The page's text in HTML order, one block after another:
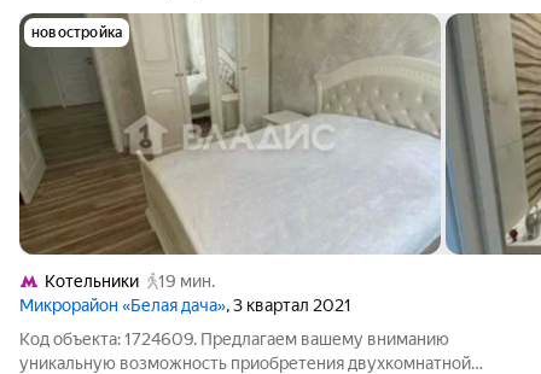
новостройка
Котельники
19 мин.
Микрорайон «Белая дача», 3 квартал 2021
Код объекта: 1724609. Предлагаем вашему вниманию
уникальную возможность приобретения двухкомнатной